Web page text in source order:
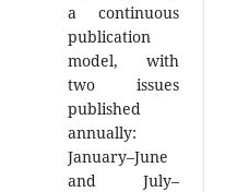
a continuous
publication
model, with
two issues
published
annually:
January–June
and July–